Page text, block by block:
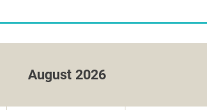
August 2026